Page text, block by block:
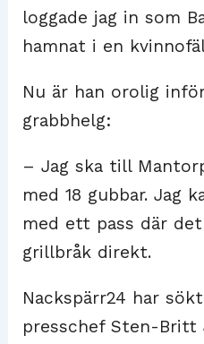
loggade jag in som
hamnat i en
Nu är han orolig
grabbhelg:
– Jag ska till
med 18 gubbar. Jag
med ett pass där
grillbråk direkt.
Nackspärr24 har
presschef Sten-